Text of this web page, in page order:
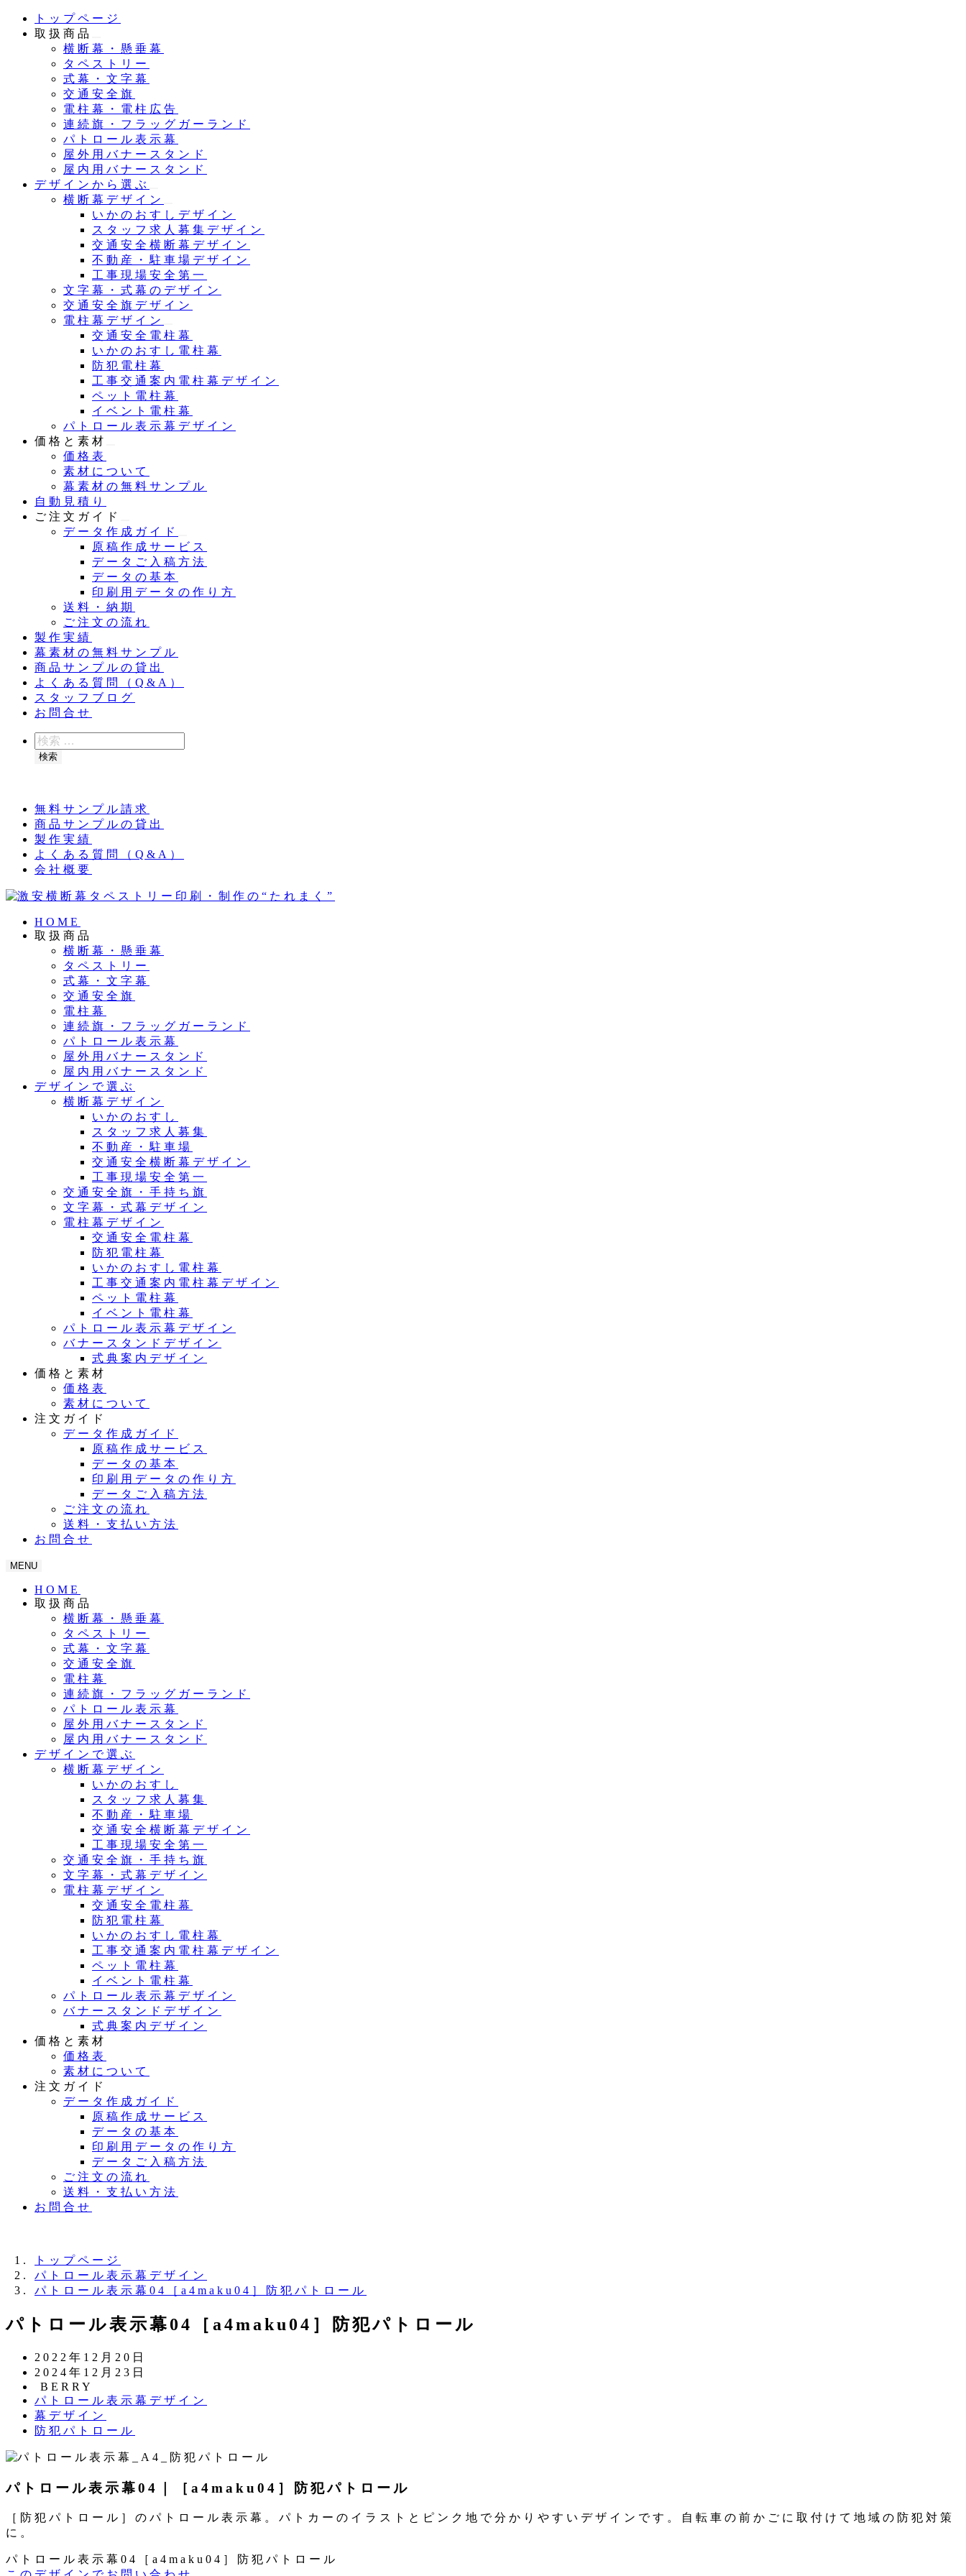
トップページ
取扱商品
横断幕・懸垂幕
タペストリー
式幕・文字幕
交通安全旗
電柱幕・電柱広告
連続旗・フラッグガーランド
パトロール表示幕
屋外用バナースタンド
屋内用バナースタンド
デザインから選ぶ
横断幕デザイン
いかのおすしデザイン
スタッフ求人募集デザイン
交通安全横断幕デザイン
不動産・駐車場デザイン
工事現場安全第一
文字幕・式幕のデザイン
交通安全旗デザイン
電柱幕デザイン
交通安全電柱幕
いかのおすし電柱幕
防犯電柱幕
工事交通案内電柱幕デザイン
ペット電柱幕
イベント電柱幕
パトロール表示幕デザイン
価格と素材
価格表
素材について
幕素材の無料サンプル
自動見積り
ご注文ガイド
データ作成ガイド
原稿作成サービス
データご入稿方法
データの基本
印刷用データの作り方
送料・納期
ご注文の流れ
製作実績
幕素材の無料サンプル
商品サンプルの貸出
よくある質問（Q&A）
スタッフブログ
お問合せ
検
索
検索
無料サンプル請求
商品サンプルの貸出
製作実績
よくある質問（Q&A）
会社概要
HOME
取扱商品
横断幕・懸垂幕
タペストリー
式幕・文字幕
交通安全旗
電柱幕
連続旗・フラッグガーランド
パトロール表示幕
屋外用バナースタンド
屋内用バナースタンド
デザインで選ぶ
横断幕デザイン
いかのおすし
スタッフ求人募集
不動産・駐車場
交通安全横断幕デザイン
工事現場安全第一
交通安全旗・手持ち旗
文字幕・式幕デザイン
電柱幕デザイン
交通安全電柱幕
防犯電柱幕
いかのおすし電柱幕
工事交通案内電柱幕デザイン
ペット電柱幕
イベント電柱幕
パトロール表示幕デザイン
バナースタンドデザイン
式典案内デザイン
価格と素材
価格表
素材について
注文ガイド
データ作成ガイド
原稿作成サービス
データの基本
印刷用データの作り方
データご入稿方法
ご注文の流れ
送料・支払い方法
お問合せ
MENU
HOME
取扱商品
横断幕・懸垂幕
タペストリー
式幕・文字幕
交通安全旗
電柱幕
連続旗・フラッグガーランド
パトロール表示幕
屋外用バナースタンド
屋内用バナースタンド
デザインで選ぶ
横断幕デザイン
いかのおすし
スタッフ求人募集
不動産・駐車場
交通安全横断幕デザイン
工事現場安全第一
交通安全旗・手持ち旗
文字幕・式幕デザイン
電柱幕デザイン
交通安全電柱幕
防犯電柱幕
いかのおすし電柱幕
工事交通案内電柱幕デザイン
ペット電柱幕
イベント電柱幕
パトロール表示幕デザイン
バナースタンドデザイン
式典案内デザイン
価格と素材
価格表
素材について
注文ガイド
データ作成ガイド
原稿作成サービス
データの基本
印刷用データの作り方
データご入稿方法
ご注文の流れ
送料・支払い方法
お問合せ
トップページ
パトロール表示幕デザイン
パトロール表示幕04［a4maku04］防犯パトロール
パトロール表示幕04［a4maku04］防犯パトロール
投
稿
日
2022年12月20日
更
新
日
2024年12月23日
著
者
BERRY
カ
テ
ゴ
ー
パトロール表示幕デザイン
カ
テ
リ
幕デザイン
カ
ゴ
ー
防犯パトロール
パトロール表示幕04｜［a4maku04］防犯パトロール
［防犯パトロール］のパトロール表示幕。パトカーのイラストとピンク地で分かりやすいデザインです。自転車の前かごに取付けて地域の防犯対策
に。
パトロール表示幕04［a4maku04］防犯パトロール